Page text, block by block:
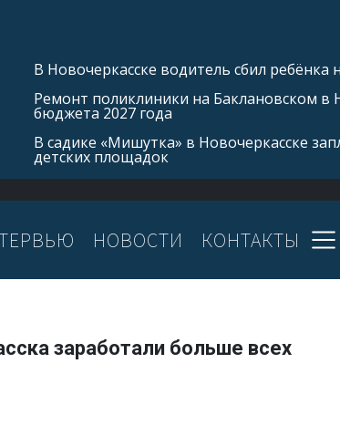
В Новочеркасске водитель сбил ребёнка
Ремонт поликлиники на Баклановском в
бюджета 2027 года
В садике «Мишутка» в Новочеркасске
детских площадок
НОВОСТИ КОНТАКТЫ
заработали больше всех